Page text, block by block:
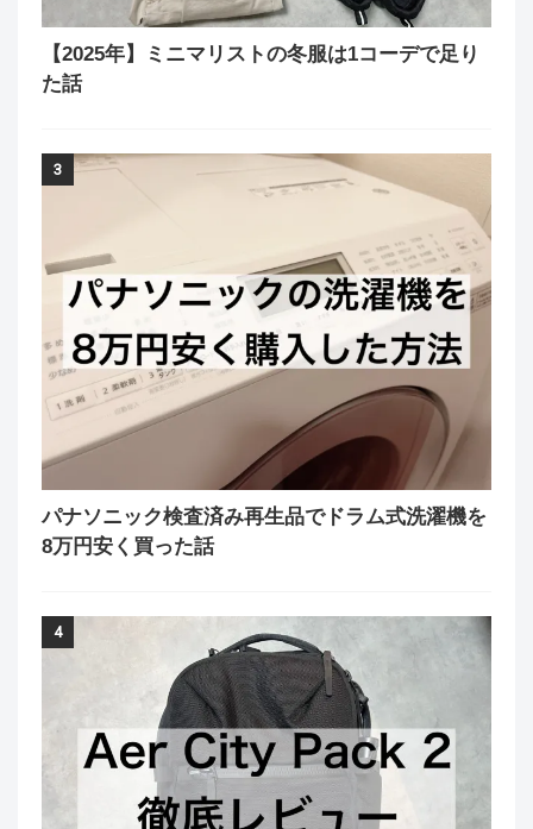
【2025年】ミニマリストの冬服は1コーデで足り
た話
3
パナソニック検査済み再生品でドラム式洗濯機を
8万円安く買った話
4